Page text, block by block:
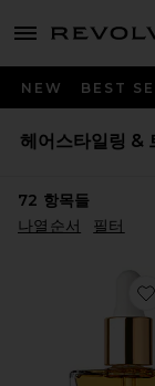
menu - shows more
NEW BEST
헤어스타일링 &
72 항목들
나열순서
필터